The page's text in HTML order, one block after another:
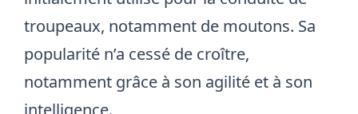
troupeaux, notamment de moutons. Sa
popularité n’a cessé de croître,
notamment grâce à son agilité et à son
intelligence.